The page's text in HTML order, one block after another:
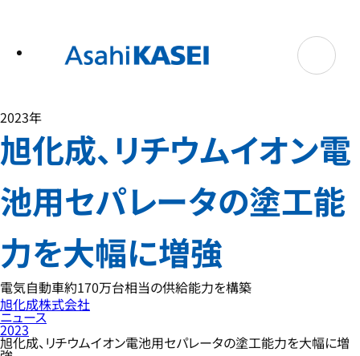
2023年
旭化成、リチウムイオン電
池用セパレータの塗工能
力を大幅に増強
電気自動車約170万台相当の供給能力を構築
旭化成株式会社
ニュース
2023
旭化成、リチウムイオン電池用セパレータの塗工能力を大幅に増